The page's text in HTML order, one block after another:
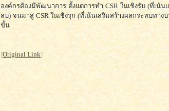
องค์กรต้องมีพัฒนาการ ตั้งแต่การทำ CSR ในเชิงรับ (ที่เน้
ลบ) จนมาสู่ CSR ในเชิงรุก (ที่เน้นเสริมสร้างผลกระทบทาง
ขั้น
[Original Link]